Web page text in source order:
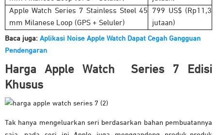
Apple Watch Series 7 Stainless Steel 45
mm Milanese Loop (GPS + Seluler)
799 US$ (Rp11,3
jutaan)
Baca juga: Aplikasi Noise Apple Watch Dapat Cegah Gangguan
Pendengaran
Harga Apple Watch Series 7 Edisi
Khusus
Tak hanya mengeluarkan seri berdasarkan bahan pembuatannya